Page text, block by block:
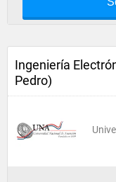
Ingeniería
Pedro)